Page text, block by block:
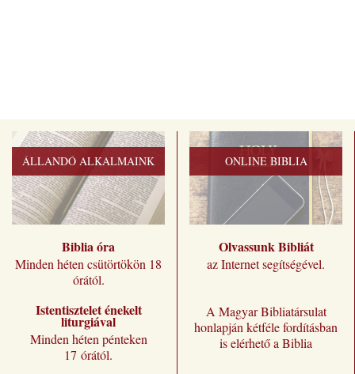
ÁLLANDÓ ALKALMAINK
Biblia óra
Minden héten csütörtökön 18
órától.
Istentisztelet énekelt
liturgiával
Minden héten pénteken
17 órától.
ONLINE BIBLIA
Olvassunk Bibliát
az Internet segítségével.
A Magyar Bibliatársulat
honlapján kétféle fordításban
is elérhető a Biblia